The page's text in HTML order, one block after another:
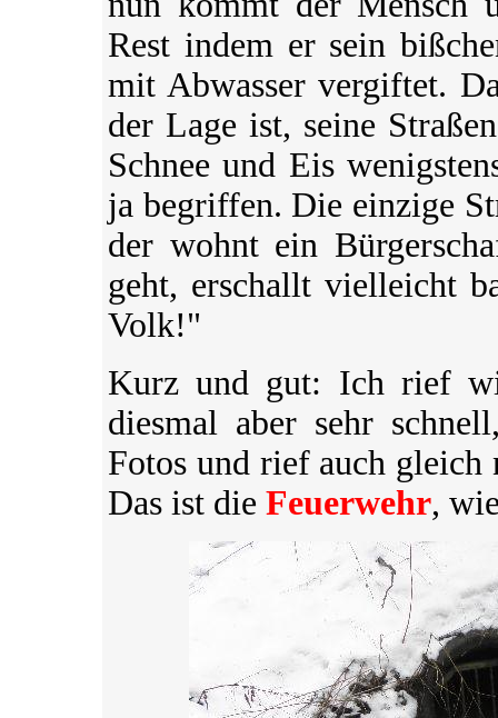
Rest indem er sein
mit Abwasser vergiftet.
der Lage ist, seine
Schnee und Eis
ja begriffen. Die einzige
der wohnt ein
geht, erschallt vielleicht
Volk!"
Kurz und gut: Ich rief
diesmal aber sehr
Fotos und rief auch gleich
Das ist die Feuerwehr,